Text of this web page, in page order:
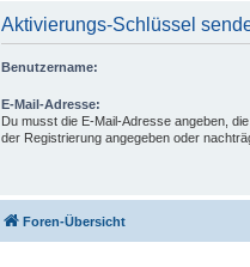
Aktivierungs-Schlüssel
Benutzername:
E-Mail-Adresse:
Du musst die E-Mail-Adresse angeben,
der Registrierung angegeben oder
Foren-Übersicht